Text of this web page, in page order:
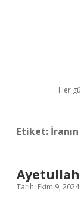
Her
Etiket:
Tarih: Ekim 9, 2024